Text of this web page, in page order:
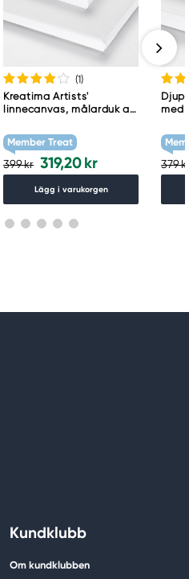
(1)
Kreatima Artists'
linnecanvas, målarduk av
cm, 460 g/m²
Member Treat
399 kr 319,20 kr
Lägg i varukorgen
Djup
med
379
Kundklubb
Om kundklubben